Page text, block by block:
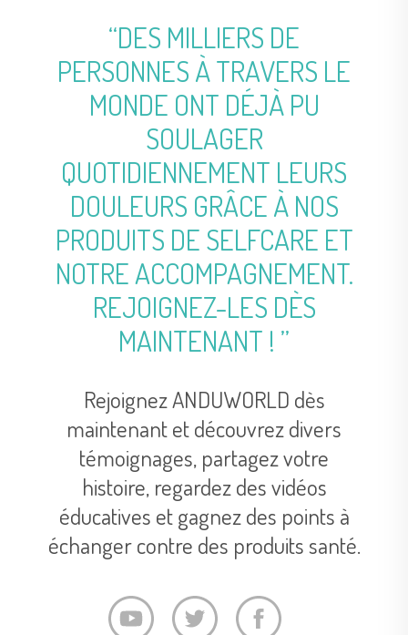
“DES MILLIERS DE
PERSONNES À TRAVERS LE
MONDE ONT DÉJÀ PU
SOULAGER
QUOTIDIENNEMENT LEURS
DOULEURS GRÂCE À NOS
PRODUITS DE SELFCARE ET
NOTRE ACCOMPAGNEMENT.
REJOIGNEZ-LES DÈS
MAINTENANT ! ”
Rejoignez ANDUWORLD dès
maintenant et découvrez divers
témoignages, partagez votre
histoire, regardez des vidéos
éducatives et gagnez des points à
échanger contre des produits santé.